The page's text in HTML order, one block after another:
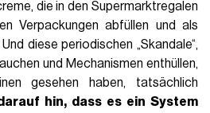
die in den Supermarktregalen
Verpackungen abfüllen und als
diese periodischen „Skandale“,
und Mechanismen enthüllen,
gesehen haben, tatsächlich
hin, dass es ein System